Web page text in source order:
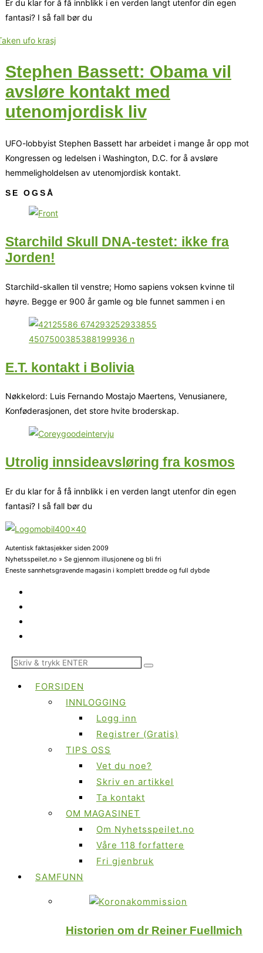
Er du klar for å få innblikk i en verden langt utenfor din egen
fantasi? I så fall bør du
Stephen Bassett: Obama vil
avsløre kontakt med
utenomjordisk liv
UFO-lobbyist Stephen Bassett har arbeidet i mange år opp mot
Kongressen og ledelsen i Washington, D.C. for å avsløre
hemmeligholdelsen av utenomjordisk kontakt.
SE OGSÅ
Starchild Skull DNA-testet: ikke fra
Jorden!
Starchild-skallen til venstre; Homo sapiens voksen kvinne til
høyre. Begge er 900 år gamle og ble funnet sammen i en
E.T. kontakt i Bolivia
Nøkkelord: Luis Fernando Mostajo Maertens, Venusianere,
Konføderasjonen, det store hvite broderskap.
Utrolig innsideavsløring fra kosmos
Er du klar for å få innblikk i en verden langt utenfor din egen
fantasi? I så fall bør du
Autentisk faktasjekker siden 2009
Nyhetsspeilet.no » Se gjennom illusjonene og bli fri
Eneste sannhetsgravende magasin i komplett bredde og full dybde
FORSIDEN
INNLOGGING
Logg inn
Registrer (Gratis)
TIPS OSS
Vet du noe?
Skriv en artikkel
Ta kontakt
OM MAGASINET
Om Nyhetsspeilet.no
Våre 118 forfattere
Fri gjenbruk
SAMFUNN
Historien om dr Reiner Fuellmich